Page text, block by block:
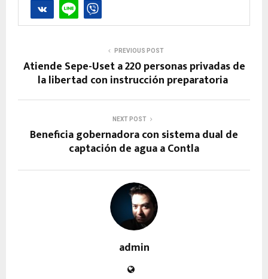
PREVIOUS POST
Atiende Sepe-Uset a 220 personas privadas de
la libertad con instrucción preparatoria
NEXT POST
Beneficia gobernadora con sistema dual de
captación de agua a Contla
admin